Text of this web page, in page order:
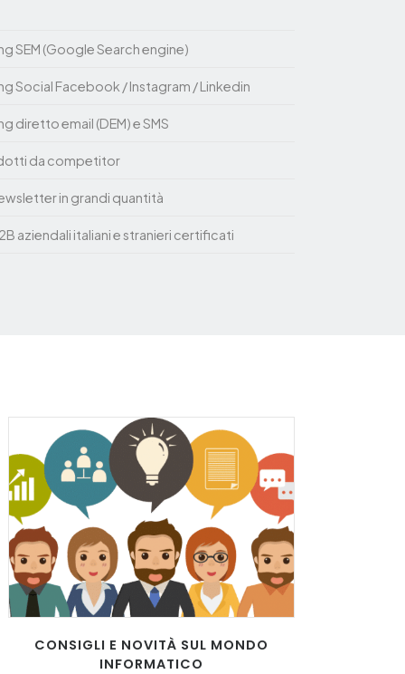
SEM (Google Search engine)
Social Facebook / Instagram / Linkedin
diretto email (DEM) e SMS
da competitor
in grandi quantità
aziendali italiani e stranieri certificati
CONSIGLI E NOVITÀ SUL MONDO
INFORMATICO